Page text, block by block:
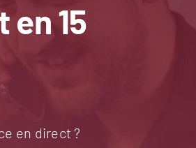
en 15
en direct ?